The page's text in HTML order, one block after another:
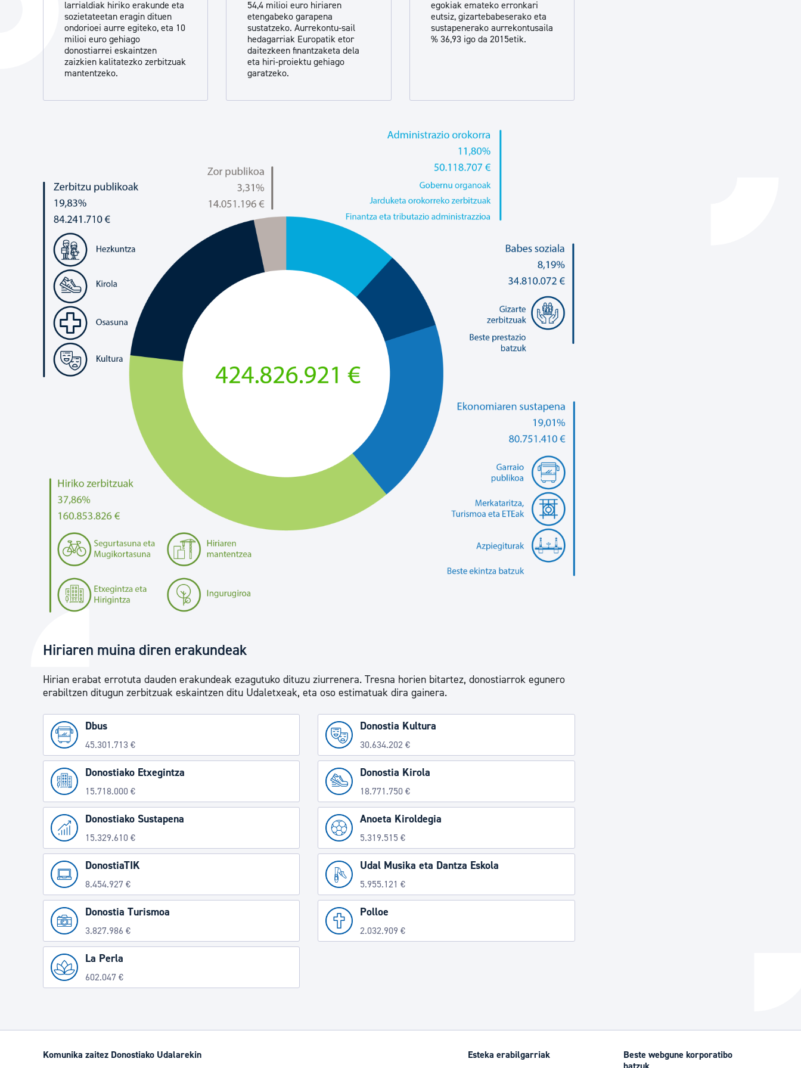
Hiria
Hiria orain
Hiria ezagutu
Etorkizuneko hiria
Aktualitatea
Albisteak
Abisuak
Kultur agenda
Udal administrazioa
Iragarki ofizialen taula
larrialdiak hiriko erakunde eta
sozietateetan eragin dituen
ondorioei aurre egiteko, eta 10
milioi euro gehiago
donostiarrei eskaintzen
zaizkien kalitatezko zerbitzuak
mantentzeko.
54,4 milioi euro hiriaren
etengabeko garapena
sustatzeko. Aurrekontu-sail
hedagarriak Europatik etor
daitezkeen finantzaketa dela
eta hiri-proiektu gehiago
garatzeko.
egokiak emateko erronkari
eutsiz, gizartebabeserako eta
sustapenerako aurrekontusaila
% 36,93 igo da 2015etik.
Hiriaren muina diren erakundeak
Hirian erabat errotuta dauden erakundeak ezagutuko dituzu ziurrenera. Tresna horien bitartez, donostiarrok egunero
erabiltzen ditugun zerbitzuak eskaintzen ditu Udaletxeak, eta oso estimatuak dira gainera.
Dbus
45.301.713 €
Donostiako Etxegintza
15.718.000 €
Donostiako Sustapena
15.329.610 €
DonostiaTIK
8.454.927 €
Donostia Turismoa
3.827.986 €
La Perla
602.047 €
Donostia Kultura
30.634.202 €
Donostia Kirola
18.771.750 €
Anoeta Kiroldegia
5.319.515 €
Udal Musika eta Dantza Eskola
5.955.121 €
Polloe
2.032.909 €
Komunika zaitez Donostiako Udalarekin Esteka erabilgarriak
Beste webgune korporatibo